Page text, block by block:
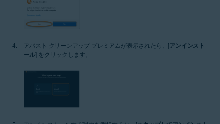
アバスト クリーンアップ プレミアムが表示されたら、[アンインスト
ール] をクリックします。